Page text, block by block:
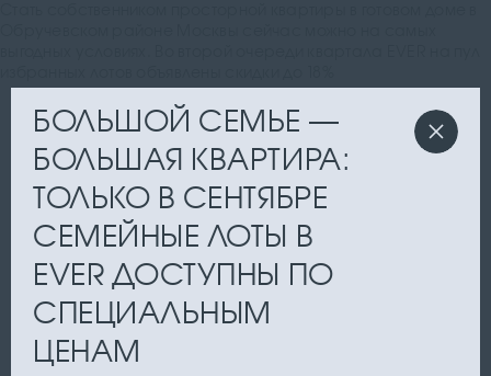
БОЛЬШОЙ СЕМЬЕ —
БОЛЬШАЯ КВАРТИРА:
ТОЛЬКО В СЕНТЯБРЕ
СЕМЕЙНЫЕ ЛОТЫ В
EVER ДОСТУПНЫ ПО
СПЕЦИАЛЬНЫМ
ЦЕНАМ